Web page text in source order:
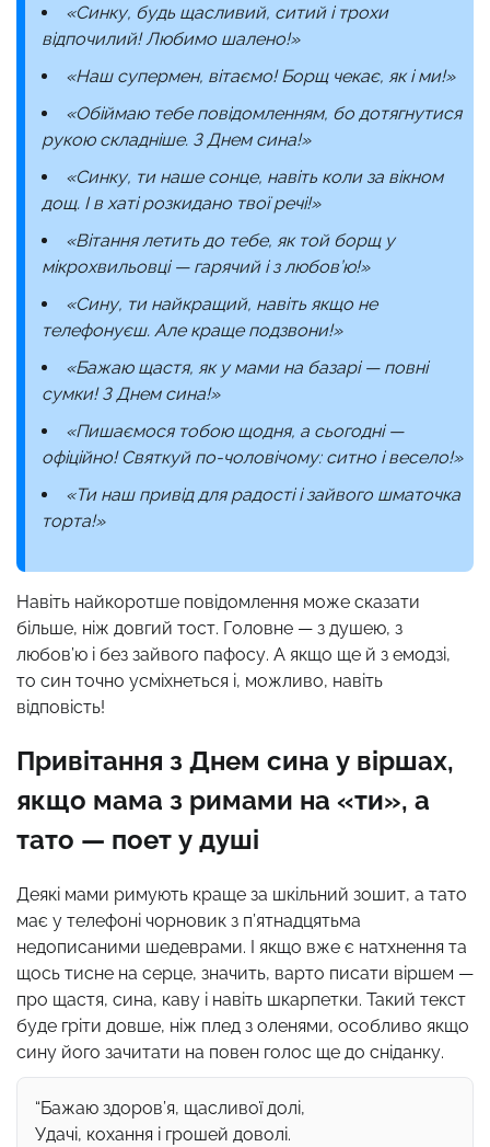
«Синку, будь щасливий, ситий і трохи
відпочилий! Любимо шалено!»
«Наш супермен, вітаємо! Борщ чекає, як і ми!»
«Обіймаю тебе повідомленням, бо дотягнутися
рукою складніше. З Днем сина!»
«Синку, ти наше сонце, навіть коли за вікном
дощ. І в хаті розкидано твої речі!»
«Вітання летить до тебе, як той борщ у
мікрохвильовці — гарячий і з любов’ю!»
«Сину, ти найкращий, навіть якщо не
телефонуєш. Але краще подзвони!»
«Бажаю щастя, як у мами на базарі — повні
сумки! З Днем сина!»
«Пишаємося тобою щодня, а сьогодні —
офіційно! Святкуй по-чоловічому: ситно і весело!»
«Ти наш привід для радості і зайвого шматочка
торта!»
Навіть найкоротше повідомлення може сказати
більше, ніж довгий тост. Головне — з душею, з
любов’ю і без зайвого пафосу. А якщо ще й з емодзі,
то син точно усміхнеться і, можливо, навіть
відповість!
Привітання з Днем сина у віршах,
якщо мама з римами на «ти», а
тато — поет у душі
Деякі мами римують краще за шкільний зошит, а тато
має у телефоні чорновик з п’ятнадцятьма
недописаними шедеврами. І якщо вже є натхнення та
щось тисне на серце, значить, варто писати віршем —
про щастя, сина, каву і навіть шкарпетки. Такий текст
буде гріти довше, ніж плед з оленями, особливо якщо
сину його зачитати на повен голос ще до сніданку.
“Бажаю здоров’я, щасливої долі,
Удачі, кохання і грошей доволі.